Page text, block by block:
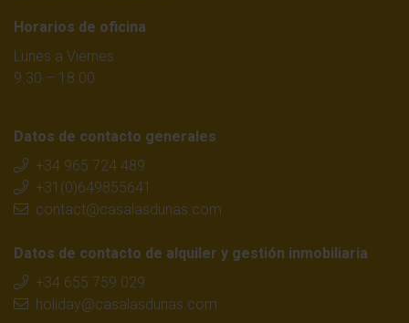
Horarios de oficina
Lunes a Viernes
9.30 – 18.00
Datos de contacto generales
+34 965 724 489
+31(0)649855641
contact@casalasdunas.com
Datos de contacto de alquiler y gestión inmobiliaria
+34 655 759 029
holiday@casalasdunas.com